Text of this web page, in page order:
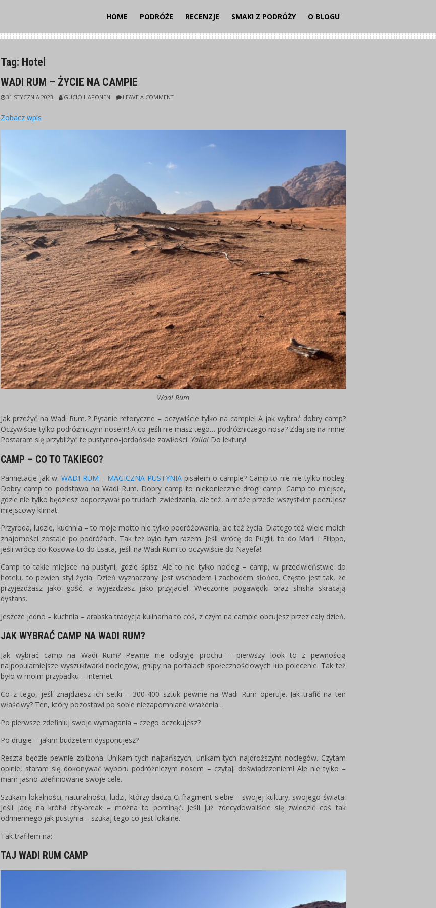
HOME PODRÓŻE RECENZJE SMAKI Z PODRÓŻY O BLOGU
Tag: Hotel
WADI RUM – ŻYCIE NA CAMPIE
31 STYCZNIA 2023 GUCIO HAPONEN LEAVE A COMMENT
Zobacz wpis
Wadi Rum
Jak przeżyć na Wadi Rum..? Pytanie retoryczne – oczywiście tylko na campie! A jak wybrać dobry camp?
Oczywiście tylko podróżniczym nosem! A co jeśli nie masz tego… podróżniczego nosa? Zdaj się na mnie!
Postaram się przybliżyć te pustynno-jordańskie zawiłości. Yalla! Do lektury!
CAMP – CO TO TAKIEGO?
Pamiętacie jak w: WADI RUM – MAGICZNA PUSTYNIA pisałem o campie? Camp to nie nie tylko nocleg.
Dobry camp to podstawa na Wadi Rum. Dobry camp to niekoniecznie drogi camp. Camp to miejsce,
gdzie nie tylko będziesz odpoczywał po trudach zwiedzania, ale też, a może przede wszystkim poczujesz
miejscowy klimat.
Przyroda, ludzie, kuchnia – to moje motto nie tylko podróżowania, ale też życia. Dlatego też wiele moich
znajomości zostaje po podróżach. Tak też było tym razem. Jeśli wrócę do Puglii, to do Marii i Filippo,
jeśli wrócę do Kosowa to do Esata, jeśli na Wadi Rum to oczywiście do Nayefa!
Camp to takie miejsce na pustyni, gdzie śpisz. Ale to nie tylko nocleg – camp, w przeciwieństwie do
hotelu, to pewien styl życia. Dzień wyznaczany jest wschodem i zachodem słońca. Często jest tak, że
przyjeżdżasz jako gość, a wyjeżdżasz jako przyjaciel. Wieczorne pogawędki oraz shisha skracają
dystans.
Jeszcze jedno – kuchnia – arabska tradycja kulinarna to coś, z czym na campie obcujesz przez cały dzień.
JAK WYBRAĆ CAMP NA WADI RUM?
Jak wybrać camp na Wadi Rum? Pewnie nie odkryję prochu – pierwszy look to z pewnością
najpopularniejsze wyszukiwarki noclegów, grupy na portalach społecznościowych lub polecenie. Tak też
było w moim przypadku – internet.
Co z tego, jeśli znajdziesz ich setki – 300-400 sztuk pewnie na Wadi Rum operuje. Jak trafić na ten
właściwy? Ten, który pozostawi po sobie niezapomniane wrażenia…
Po pierwsze zdefiniuj swoje wymagania – czego oczekujesz?
Po drugie – jakim budżetem dysponujesz?
Reszta będzie pewnie zbliżona. Unikam tych najtańszych, unikam tych najdroższym noclegów. Czytam
opinie, staram się dokonywać wyboru podróżniczym nosem – czytaj: doświadczeniem! Ale nie tylko –
mam jasno zdefiniowane swoje cele.
Szukam lokalności, naturalności, ludzi, którzy dadzą Ci fragment siebie – swojej kultury, swojego świata.
Jeśli jadę na krótki city-break – można to pominąć. Jeśli już zdecydowaliście się zwiedzić coś tak
odmiennego jak pustynia – szukaj tego co jest lokalne.
Tak trafiłem na:
TAJ WADI RUM CAMP